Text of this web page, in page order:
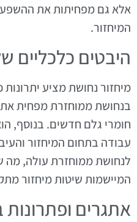
אלא גם מפחיתות את
המיחזור.
היבטים כלכליים
מיחזור נחושת מציע
בנחושת ממוחזרת מפחית
חומרי גלם חדשים. בנוסף,
עבודה בתחום המיחזור
לנחושת ממוחזרת עולה, מה
המיישמות שיטות מיחזור
אתגרים